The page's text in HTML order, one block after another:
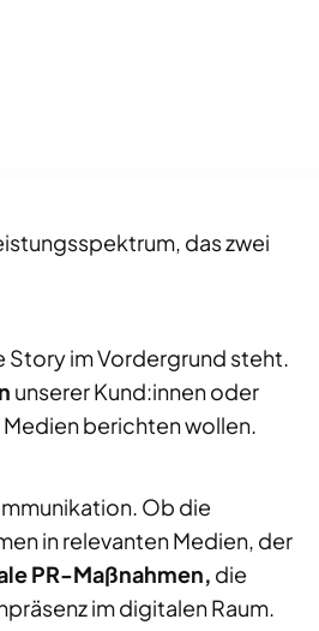
das zwei
Story im Vordergrund steht.
unserer Kund:innen oder
berichten wollen.
Ob die
in relevanten Medien, der
PR-Maßnahmen, die
im digitalen Raum.